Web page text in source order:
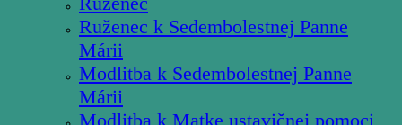
Ruženec k Sedembolestnej Panne
Márii
Modlitba k Sedembolestnej Panne
Márii
Modlitba k Matke ustavičnej pomoci